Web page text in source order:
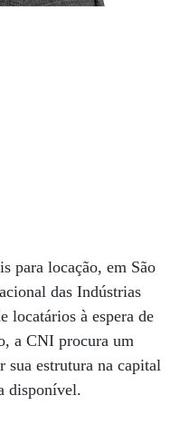
para locação, em São
das Indústrias
locatários à espera de
a CNI procura um
estrutura na capital
disponível.